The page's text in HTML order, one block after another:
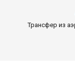
Трансфер из